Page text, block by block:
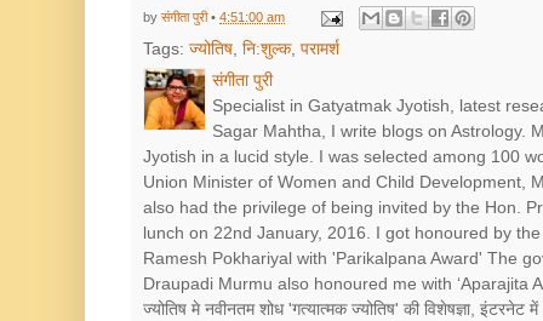
by संगीता पुरी• 4:51:00 am
Tags: ज्‍योतिष, नि:शुल्‍क, परामर्श
संगीता पुरी
Specialist in Gatyatmak Jyotish, latest
Sagar Mahtha, I write blogs on Astrology.
Jyotish in a lucid style. I was selected among 100
Union Minister of Women and Child Development,
also had the privilege of being invited by the Hon.
lunch on 22nd January, 2016. I got honoured by
Ramesh Pokhariyal with 'Parikalpana Award' The
Draupadi Murmu also honoured me with ‘Aparajita
ज्योतिष मे नवीनतम शोध 'गत्यात्मक ज्योतिष' की विशेषज्ञा,